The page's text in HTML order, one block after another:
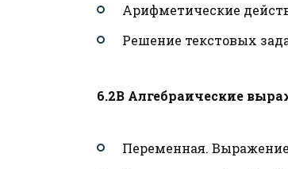
Арифметические
Решение текстовых
6.2В Алгебраические
Переменная.